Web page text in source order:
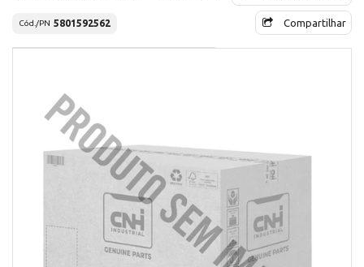
Cód./PN 5801592562 Compartilhar